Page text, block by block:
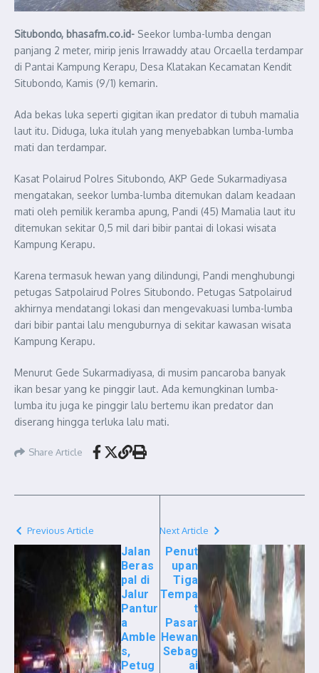
Situbondo, bhasafm.co.id- Seekor lumba-lumba dengan
panjang 2 meter, mirip jenis Irrawaddy atau Orcaella terdampar
di Pantai Kampung Kerapu, Desa Klatakan Kecamatan Kendit
Situbondo, Kamis (9/1) kemarin.
Ada bekas luka seperti gigitan ikan predator di tubuh mamalia
laut itu. Diduga, luka itulah yang menyebabkan lumba-lumba
mati dan terdampar.
Kasat Polairud Polres Situbondo, AKP Gede Sukarmadiyasa
mengatakan, seekor lumba-lumba ditemukan dalam keadaan
mati oleh pemilik keramba apung, Pandi (45) Mamalia laut itu
ditemukan sekitar 0,5 mil dari bibir pantai di lokasi wisata
Kampung Kerapu.
Karena termasuk hewan yang dilindungi, Pandi menghubungi
petugas Satpolairud Polres Situbondo. Petugas Satpolairud
akhirnya mendatangi lokasi dan mengevakuasi lumba-lumba
dari bibir pantai lalu menguburnya di sekitar kawasan wisata
Kampung Kerapu.
Menurut Gede Sukarmadiyasa, di musim pancaroba banyak
ikan besar yang ke pinggir laut. Ada kemungkinan lumba-
lumba itu juga ke pinggir lalu bertemu ikan predator dan
diserang hingga terluka lalu mati.
Share Article
Previous Article
Jalan
Beras
pal di
Jalur
Pantur
a
Amble
s,
Petug
Next Article
Penut
upan
Tiga
Tempa
t
Pasar
Hewan
Sebag
ai